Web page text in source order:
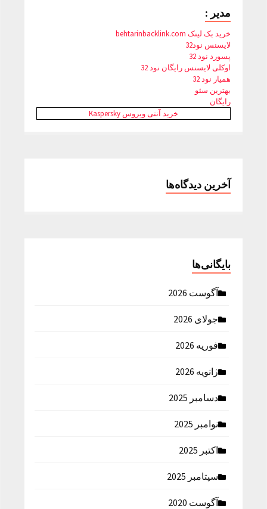
مدیر :
خرید بک لینک behtarinbacklink.com
لایسنس نود32
پسورد نود 32
اوکلی لایسنس رایگان نود 32
همیار نود 32
بهترین سئو
رایگان
خرید آنتی ویروس Kaspersky
آخرین دیدگاه‌ها
بایگانی‌ها
آگوست 2026
جولای 2026
فوریه 2026
ژانویه 2026
دسامبر 2025
نوامبر 2025
اکتبر 2025
سپتامبر 2025
آگوست 2020